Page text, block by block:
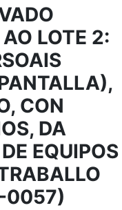
LOTE 2:
CON
DA
EQUIPOS
0057)